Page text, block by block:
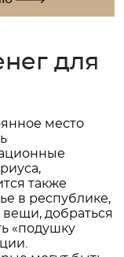
для
место
также
в республике,
добраться
«подушку